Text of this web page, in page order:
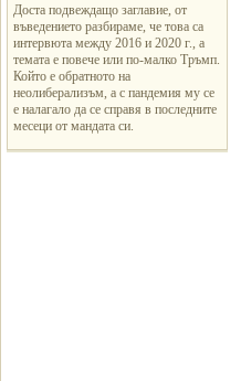
Доста подвеждащо заглавие, от
въведението разбираме, че това са
интервюта между 2016 и 2020 г., а
темата е повече или по-малко Тръмп.
Който е обратното на
неолиберализъм, а с пандемия му се
е налагало да се справя в последните
месеци от мандата си.